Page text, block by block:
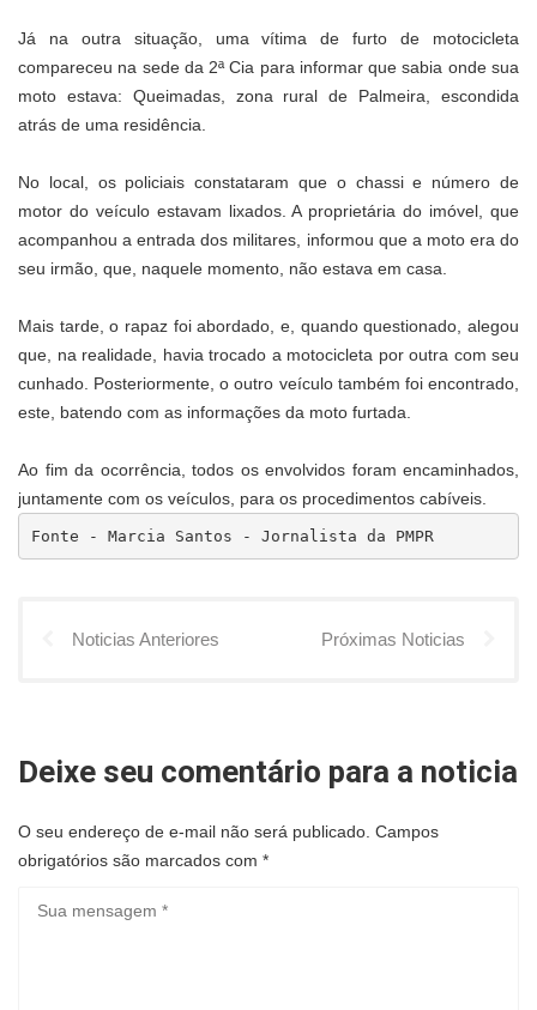
Já na outra situação, uma vítima de furto de motocicleta
compareceu na sede da 2ª Cia para informar que sabia onde sua
moto estava: Queimadas, zona rural de Palmeira, escondida
atrás de uma residência.
No local, os policiais constataram que o chassi e número de
motor do veículo estavam lixados. A proprietária do imóvel, que
acompanhou a entrada dos militares, informou que a moto era do
seu irmão, que, naquele momento, não estava em casa.
Mais tarde, o rapaz foi abordado, e, quando questionado, alegou
que, na realidade, havia trocado a motocicleta por outra com seu
cunhado. Posteriormente, o outro veículo também foi encontrado,
este, batendo com as informações da moto furtada.
Ao fim da ocorrência, todos os envolvidos foram encaminhados,
juntamente com os veículos, para os procedimentos cabíveis.
Fonte - Marcia Santos - Jornalista da PMPR
Noticias Anteriores Próximas Noticias
Deixe seu comentário para a noticia
O seu endereço de e-mail não será publicado. Campos
obrigatórios são marcados com *